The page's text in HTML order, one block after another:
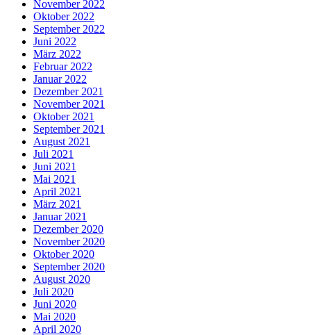
November 2022
Oktober 2022
September 2022
Juni 2022
März 2022
Februar 2022
Januar 2022
Dezember 2021
November 2021
Oktober 2021
September 2021
August 2021
Juli 2021
Juni 2021
Mai 2021
April 2021
März 2021
Januar 2021
Dezember 2020
November 2020
Oktober 2020
September 2020
August 2020
Juli 2020
Juni 2020
Mai 2020
April 2020